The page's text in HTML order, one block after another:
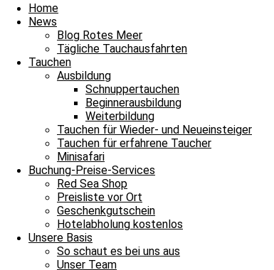
Home
News
Blog Rotes Meer
Tägliche Tauchausfahrten
Tauchen
Ausbildung
Schnuppertauchen
Beginnerausbildung
Weiterbildung
Tauchen für Wieder- und Neueinsteiger
Tauchen für erfahrene Taucher
Minisafari
Buchung-Preise-Services
Red Sea Shop
Preisliste vor Ort
Geschenkgutschein
Hotelabholung kostenlos
Unsere Basis
So schaut es bei uns aus
Unser Team
Bitte einmal aktualisieren, um den Inhalt richtig
Weiterlesen »
28. September 2025Keine Kommentare
Tägliche Tauchausfahrten
Guten Morgen blaues Meer und
Bitte einmal aktualisieren, um den Inhalt richtig
Weiterlesen »
7. Juni 2025Keine Kommentare
Tägliche Tauchausfahrten
In Magawish haben wir heute Müll
Bitte einmal aktualisieren, um den Inhalt richtig